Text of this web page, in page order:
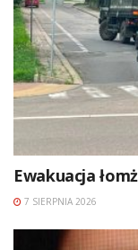
Ewakuacja
7 SIERPNIA 2026